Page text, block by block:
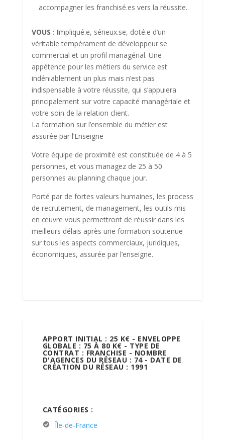
accompagner les franchisé.es vers la réussite.
VOUS : Impliqué.e, sérieux.se, doté.e d’un
véritable tempérament de développeur.se
commercial et un profil managérial. Une
appétence pour les métiers du service est
indéniablement un plus mais n’est pas
indispensable à votre réussite, qui s’appuiera
principalement sur votre capacité managériale et
votre soin de la relation client.
La formation sur l’ensemble du métier est
assurée par l’Enseigne
Votre équipe de proximité est constituée de 4 à 5
personnes, et vous managez de 25 à 50
personnes au planning chaque jour.
Porté par de fortes valeurs humaines, les process
de recrutement, de management, les outils mis
en œuvre vous permettront de réussir dans les
meilleurs délais après une formation soutenue
sur tous les aspects commerciaux, juridiques,
économiques, assurée par l’enseigne.
APPORT INITIAL : 25 K€ - ENVELOPPE
GLOBALE : 75 À 80 K€ - TYPE DE
CONTRAT : FRANCHISE - NOMBRE
D'AGENCES DU RÉSEAU : 74 - DATE DE
CRÉATION DU RÉSEAU : 1991
CATÉGORIES :
Île-de-France